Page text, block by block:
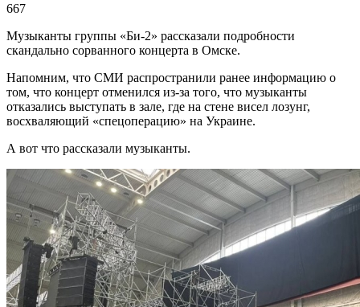
667
Музыканты группы «Би-2» рассказали подробности
скандально сорванного концерта в Омске.
Напомним, что СМИ распространили ранее информацию о
том, что концерт отменился из-за того, что музыканты
отказались выступать в зале, где на стене висел лозунг,
восхваляющий «спецоперацию» на Украине.
А вот что рассказали музыканты.